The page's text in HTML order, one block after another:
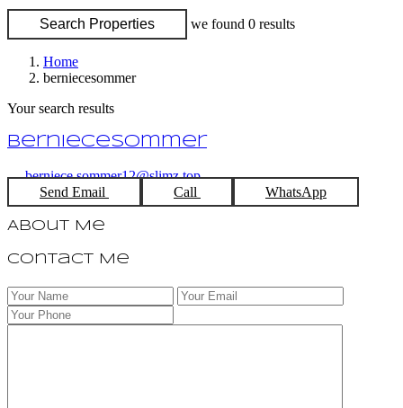
Search Properties we found 0 results
Home
berniecesommer
Your search results
berniecesommer
berniece.sommer12@slimz.top
Send Email
Call WhatsApp
About Me
Contact Me